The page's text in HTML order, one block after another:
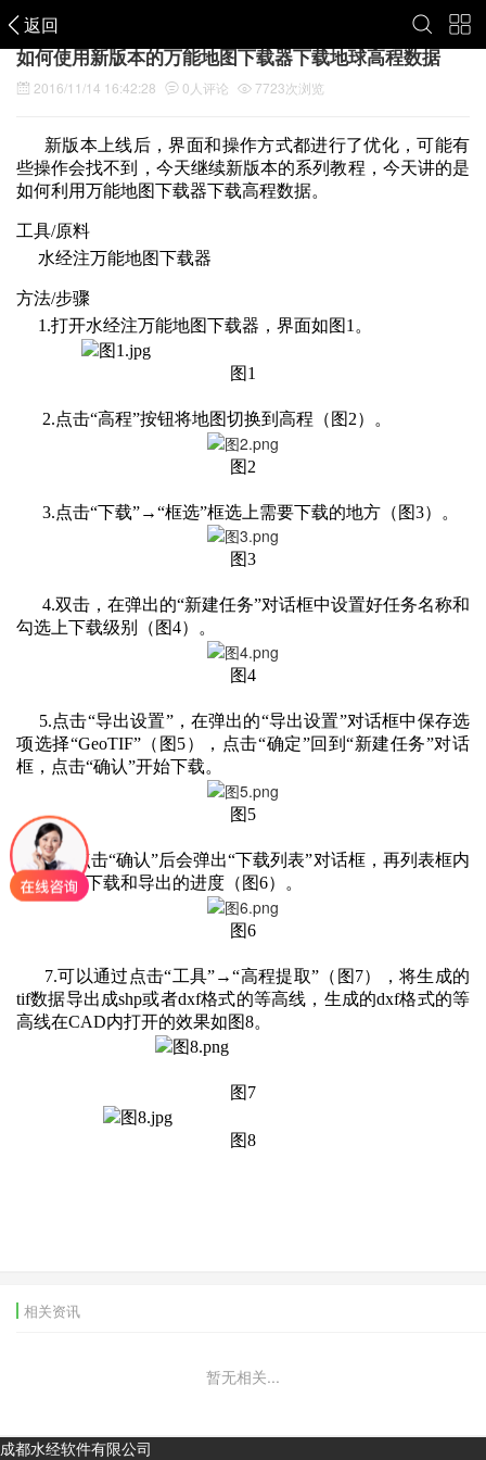
返回
如何使用新版本的万能地图下载器下载地球高程数据
2016/11/14 16:42:28 0 人评论 7723次浏览
新版本上线后，界面和操作方式都进行了优化，可能有
些操作会找不到，今天继续新版本的系列教程，今天讲的是
如何利用万能地图下载器下载高程数据。
工具/原料
水经注万能地图下载器
方法/步骤
1.打开水经注万能地图下载器，界面如图1。
图1
2.点击“高程”按钮将地图切换到高程（图2）。
图2
3.点击“下载”→“框选”框选上需要下载的地方（图3）。
图3
4.双击，在弹出的“新建任务”对话框中设置好任务名称和
勾选上下载级别（图4）。
图4
5.点击“导出设置”，在弹出的“导出设置”对话框中保存选
项选择“GeoTIF”（图5），点击“确定”回到“新建任务”对话
框，点击“确认”开始下载。
图5
6.在点击“确认”后会弹出“下载列表”对话框，再列表框内
可以看到下载和导出的进度（图6）。
图6
7.可以通过点击“工具”→“高程提取”（图7），将生成的
tif数据导出成shp或者dxf格式的等高线，生成的dxf格式的等
高线在CAD内打开的效果如图8。
图7
图8
相关资讯
暂无相关...
成都水经软件有限公司